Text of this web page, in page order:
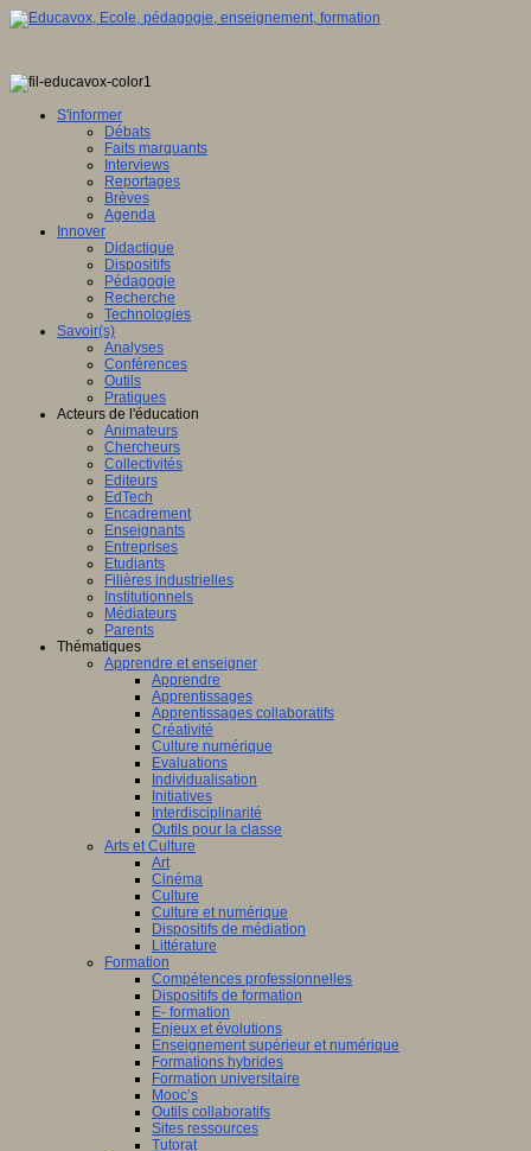
S'informer
Débats
Faits marquants
Interviews
Reportages
Brèves
Agenda
Innover
Didactique
Dispositifs
Pédagogie
Recherche
Technologies
Savoir(s)
Analyses
Conférences
Outils
Pratiques
Acteurs de l'éducation
Animateurs
Chercheurs
Collectivités
Editeurs
EdTech
Encadrement
Enseignants
Entreprises
Etudiants
Filières industrielles
Institutionnels
Médiateurs
Parents
Thématiques
Apprendre et enseigner
Apprendre
Apprentissages
Apprentissages collaboratifs
Créativité
Culture numérique
Evaluations
Individualisation
Initiatives
Interdisciplinarité
Outils pour la classe
Arts et Culture
Art
Cinéma
Culture
Culture et numérique
Dispositifs de médiation
Littérature
Formation
Compétences professionnelles
Dispositifs de formation
E- formation
Enjeux et évolutions
Enseignement supérieur et numérique
Formations hybrides
Formation universitaire
Mooc’s
Outils collaboratifs
Sites ressources
Tutorat